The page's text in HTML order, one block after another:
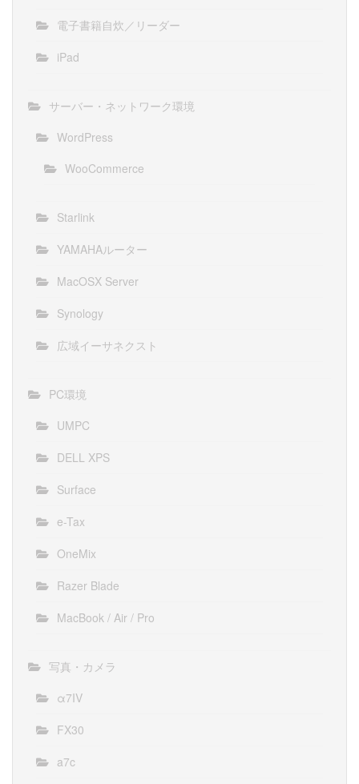
電子書籍自炊／リーダー
iPad
サーバー・ネットワーク環境
WordPress
WooCommerce
Starlink
YAMAHAルーター
MacOSX Server
Synology
広域イーサネクスト
PC環境
UMPC
DELL XPS
Surface
e-Tax
OneMix
Razer Blade
MacBook / Air / Pro
写真・カメラ
α7IV
FX30
a7c